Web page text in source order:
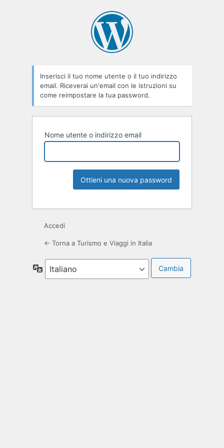
Inserisci il tuo nome utente o il tuo indirizzo
email. Riceverai un'email con le istruzioni su
come reimpostare la tua password.
Nome utente o indirizzo email
Accedi
← Torna a Turismo e Viaggi in Italia
Lingua